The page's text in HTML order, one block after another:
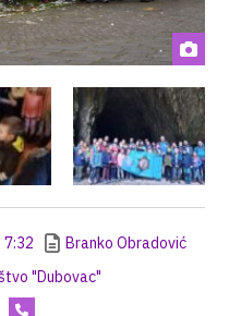
7:32
Branko Obradović
"Dubovac"